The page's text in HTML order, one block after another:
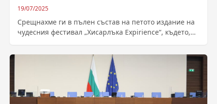
19/07/2025
Срещнахме ги в пълен състав на петото издание на
чудесния фестивал „Хисарлъка Expirience“, където,